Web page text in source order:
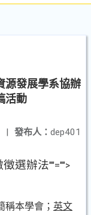
源發展學系協辦
活動
發布人： dep401
|
徵選辦法""="">
稱本學會； 英文